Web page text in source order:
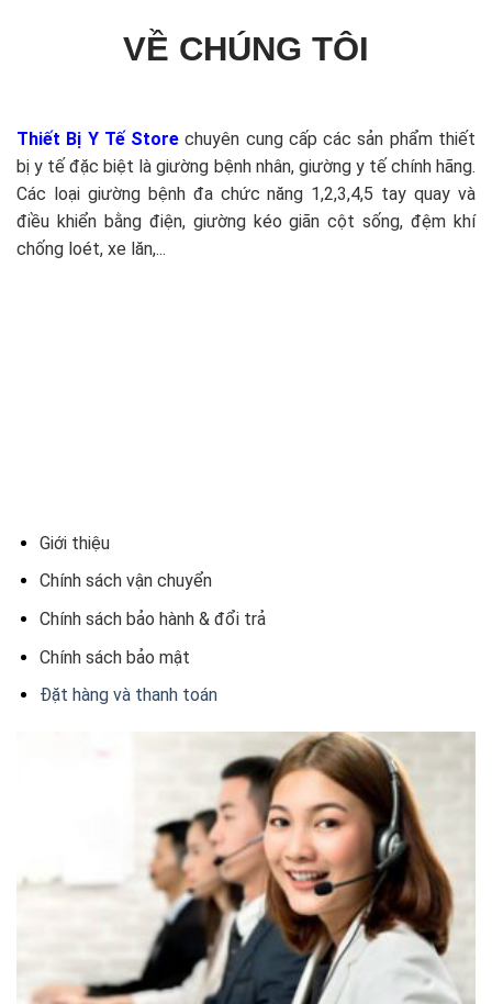
VỀ CHÚNG TÔI
Thiết Bị Y Tế Store chuyên cung cấp các sản phẩm thiết
bị y tế đặc biệt là giường bệnh nhân, giường y tế chính hãng.
Các loại giường bệnh đa chức năng 1,2,3,4,5 tay quay và
điều khiển bằng điện, giường kéo giãn cột sống, đệm khí
chống loét, xe lăn,...
Giới thiệu
Chính sách vận chuyển
Chính sách bảo hành & đổi trả
Chính sách bảo mật
Đặt hàng và thanh toán